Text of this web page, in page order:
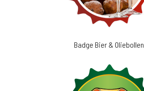
Badge Bier & Oliebollen